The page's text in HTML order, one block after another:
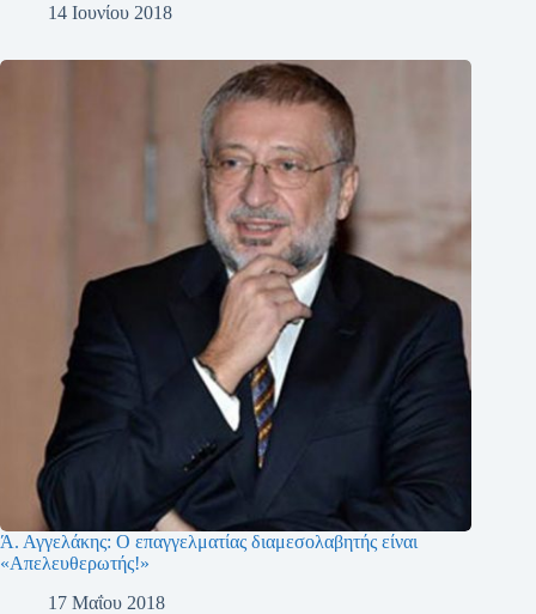
14 Ιουνίου 2018
Ά. Αγγελάκης: Ο επαγγελματίας διαμεσολαβητής είναι
«Απελευθερωτής!»
17 Μαΐου 2018